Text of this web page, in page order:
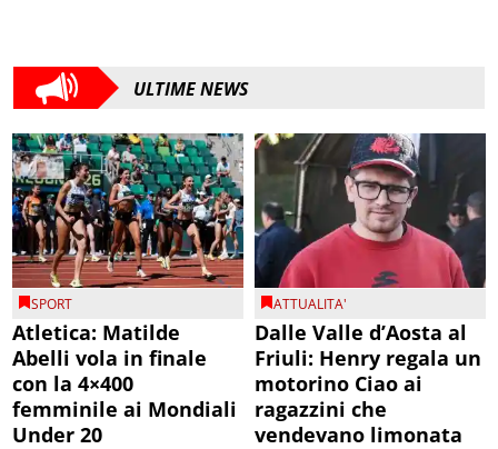
ULTIME NEWS
SPORT
Atletica: Matilde
Abelli vola in finale
con la 4×400
femminile ai Mondiali
Under 20
ATTUALITA'
Dalle Valle d’Aosta al
Friuli: Henry regala un
motorino Ciao ai
ragazzini che
vendevano limonata